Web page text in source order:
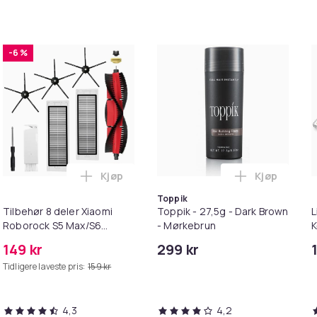
i handlekurven
Dry Shampoo Nonaerosol Balances Scalp & Controls
-6 %
Tilbehør 8 deler Xiaomi
Roborock S5 Max/S6
MAXV/S50/S51/S55/S5/S60/S65/S6
149 kr
Tidligere laveste pris: 159 kr
Legg Tilbehør 8 deler Xiaomi Roborock
Kjøp
4,3
Toppik
Toppik - 27,5g - Dark Brown
- Mørkebrun
299 kr
Legg
Kjøp
4,2